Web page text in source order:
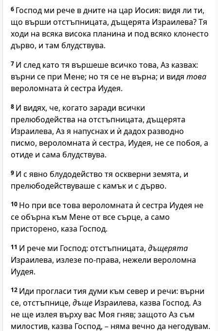
6 Господ ми рече в дните на цар Иосия: видя ли ти,
що върши отстъпницата, дъщерята Израилева? Тя
ходи на всяка висока планина и под всяко клонесто
дърво, и там блудствува.
7 И след като тя вършеше всичко това, Аз казвах:
върни се при Мене; но тя се не върна; и видя това
вероломната ѝ сестра Иудея.
8 И видях, че, когато заради всички
прелюбодейства на отстъпницата, дъщерята
Израилева, Аз я напуснах и ѝ дадох разводно
писмо, вероломната ѝ сестра, Иудея, не се побоя, а
отиде и сама блудствува.
9 И с явно блудодейство тя оскверни земята, и
прелюбодействуваше с камък и с дърво.
10 Но при все това вероломната ѝ сестра Иудея не
се обърна към Мене от все сърце, а само
присторено, каза Господ.
11 И рече ми Господ: отстъпницата, дъщерята
Израилева, излезе по-права, нежели вероломна
Иудея.
12 Иди прогласи тия думи към север и речи: върни
се, отстъпнице, дъще Израилева, казва Господ. Аз
не ще излея върху вас Моя гняв; защото Аз съм
милостив, казва Господ, – няма вечно да негодувам.